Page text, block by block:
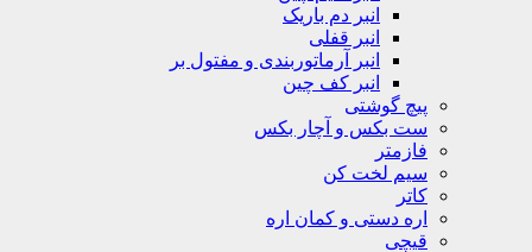
انبر دم باریک
انبر قفلی
انبر آرماتوربندی و مفتول بر
انبر کف چین
پیچ گوشتی
ست بکس و آچار بکس
فازمتر
سیم لخت کن
کاتر
اره دستی و کمان اره
قیچی